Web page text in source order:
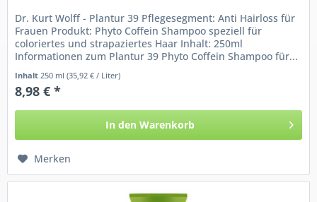
Dr. Kurt Wolff - Plantur 39 Pflegesegment: Anti Hairloss für
Frauen Produkt: Phyto Coffein Shampoo speziell für
coloriertes und strapaziertes Haar Inhalt: 250ml
Informationen zum Plantur 39 Phyto Coffein Shampoo für...
Inhalt 250 ml(35,92 € / Liter)
8,98 € *
In den Warenkorb
Merken